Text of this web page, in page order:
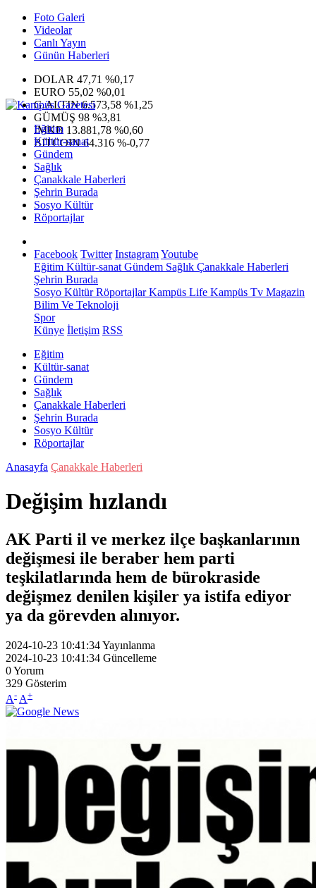
Foto Galeri
Videolar
Canlı Yayın
Günün Haberleri
DOLAR 47,71 %0,17
EURO 55,02 %0,01
G.ALTIN6.573,58 %1,25
GÜMÜŞ 98 %3,81
IMKB 13.881,78 %0,60
BITCOIN64.316 %-0,77
Eğitim
Kültür-sanat
Gündem
Sağlık
Çanakkale Haberleri
Şehrin Burada
Sosyo Kültür
Röportajlar
Facebook Twitter InstagramYoutube
Eğitim Kültür-sanat Gündem Sağlık Çanakkale Haberleri
Şehrin Burada
Sosyo KültürRöportajlarKampüs Life Kampüs Tv Magazin
Bilim Ve Teknoloji
Spor
Künye İletişim RSS
Eğitim
Kültür-sanat
Gündem
Sağlık
Çanakkale Haberleri
Şehrin Burada
Sosyo Kültür
Röportajlar
Anasayfa Çanakkale Haberleri
Değişim hızlandı
AK Parti il ve merkez ilçe başkanlarının
değişmesi ile beraber hem parti
teşkilatlarında hem de bürokraside
değişmez denilen kişiler ya istifa ediyor
ya da görevden alınıyor.
2024-10-23 10:41:34Yayınlanma
2024-10-23 10:41:34 Güncelleme
0Yorum
329 Gösterim
A- A+